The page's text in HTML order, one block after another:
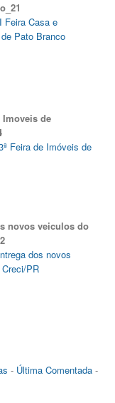
Feira Casa e
Pato Branco
Imoveis de
Feira de Imóveis de
novos veiculos do
dos novos
PR
- Última Comentada-